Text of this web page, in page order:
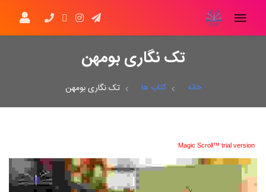
تک نگاری بومهن
خانه کتاب ها تک نگاری بومهن
Magic Scroll™ trial version